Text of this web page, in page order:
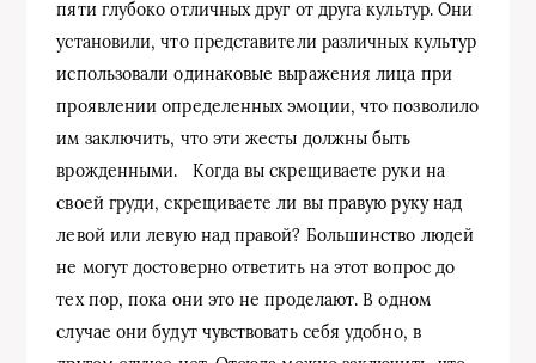
пяти глубоко отличных друг от друга культур. Они
установили, что представители различных культур
использовали одинаковые выражения лица при
проявлении определенных эмоции, что позволило
им заключить, что эти жесты должны быть
врожденными. Когда вы скрещиваете руки на
своей груди, скрещиваете ли вы правую руку над
левой или левую над правой? Большинство людей
не могут достоверно ответить на этот вопрос до
тех пор, пока они это не проделают. В одном
случае они будут чувствовать себя удобно, в